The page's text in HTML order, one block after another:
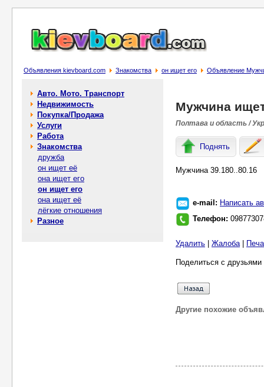
Объявления kievboard.com Знакомства он ищет его Объявление
Авто. Мото. Транспорт
Недвижимость
Покупка/Продажа
Услуги
Работа
Знакомства
дружба
он ищет её
она ищет его
он ищет его
она ищет её
лёгкие отношения
Разное
Мужчина
Полтава и область /
Поднять
Мужчина 39.180..80.16
e-mail: Написать
Телефон:
Удалить Жалоба|
Поделиться с
Другие похожие